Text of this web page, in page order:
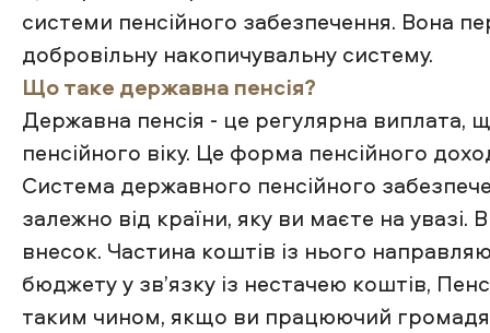
системи пенсійного забезпечення. Вона
добровільну накопичувальну систему.
Що таке державна пенсія?
Державна пенсія - це регулярна виплата,
пенсійного віку. Це форма пенсійного
Система державного пенсійного
залежно від країни, яку ви маєте на
внесок. Частина коштів із нього
бюджету у зв’язку із нестачею коштів,
таким чином, якщо ви працюючий